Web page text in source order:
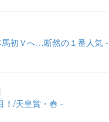
馬初Ｖへ…断然の１番人気 -
！/天皇賞・春 -